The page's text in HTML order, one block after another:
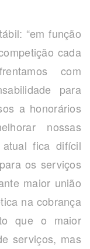
“em função
cada
com
para
a honorários
nossas
fica difícil
os serviços
maior união
na cobrança
que o maior
serviços, mas